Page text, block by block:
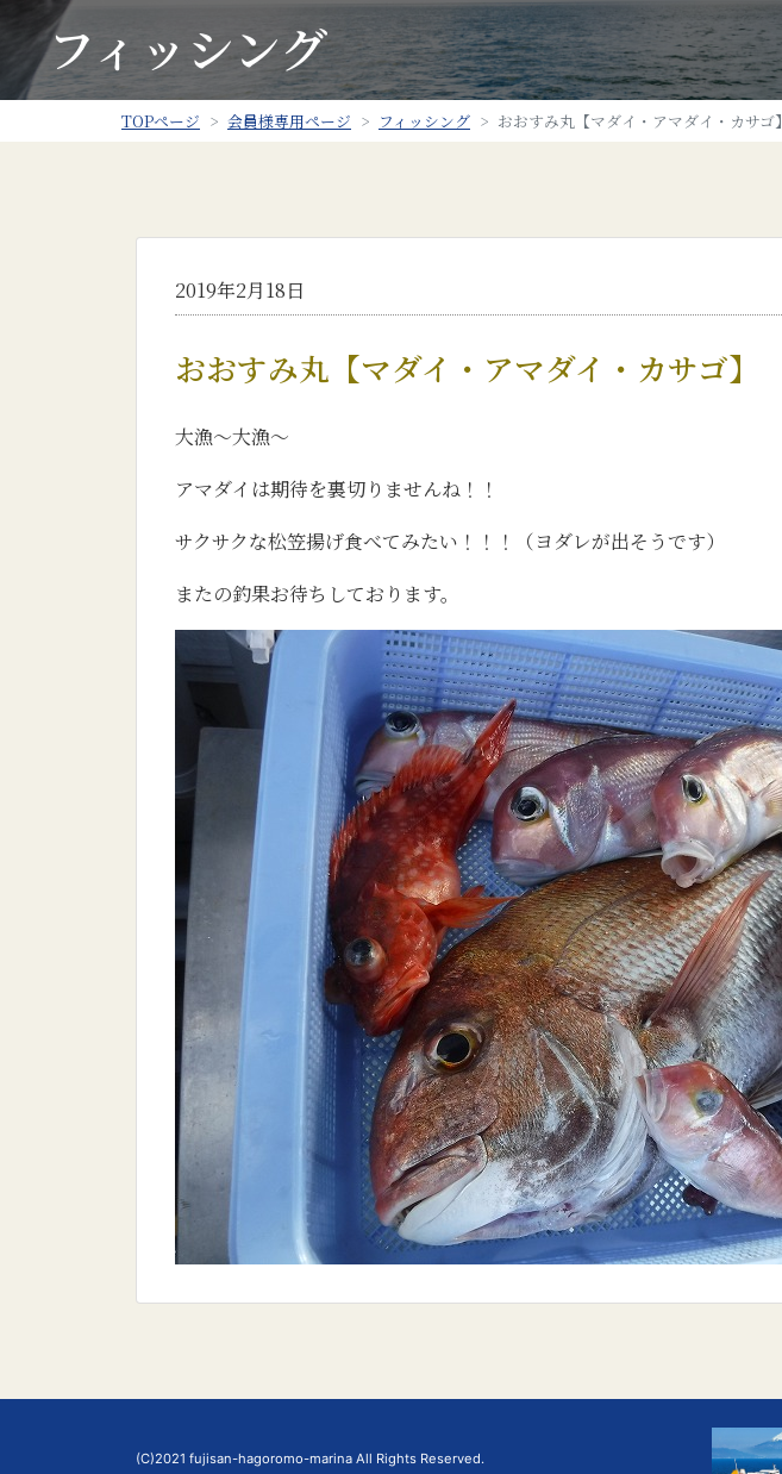
フィッシング
TOPページ 会員様専用ページ フィッシング おおすみ丸【マダイ・アマダイ・カサゴ】
2019年2月18日
おおすみ丸【マダイ・アマダイ・カサゴ】
大漁～大漁～
アマダイは期待を裏切りませんね！！
サクサクな松笠揚げ食べてみたい！！！（ヨダレが出そうです）
またの釣果お待ちしております。
(C)2021 fujisan-hagoromo-marina All Rights Reserved.